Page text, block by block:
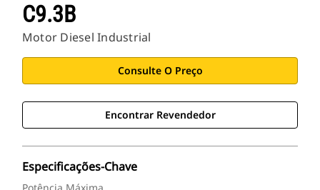
C9.3B
Motor Diesel Industrial
Consulte O Preço
Encontrar Revendedor
Especificações-Chave